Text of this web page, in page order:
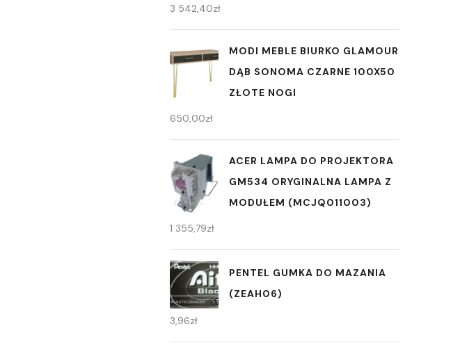
3 542,40zł
MODI MEBLE BIURKO GLAMOUR
DĄB SONOMA CZARNE 100X50
ZŁOTE NOGI
650,00zł
ACER LAMPA DO PROJEKTORA
GM534 ORYGINALNA LAMPA Z
MODUŁEM (MCJQ011003)
1 355,79zł
PENTEL GUMKA DO MAZANIA
(ZEAH06)
3,96zł